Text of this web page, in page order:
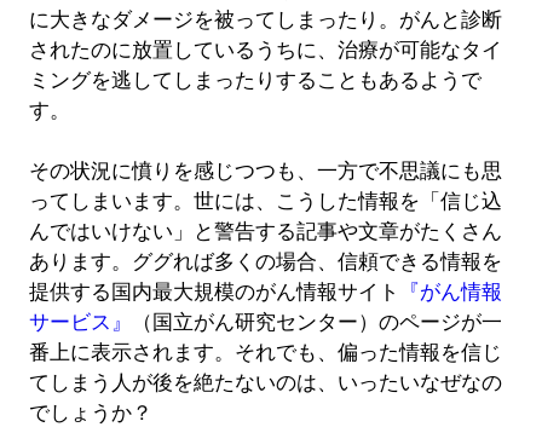
に大きなダメージを被ってしまったり。がんと診断
されたのに放置しているうちに、治療が可能なタイ
ミングを逃してしまったりすることもあるようで
す。
その状況に憤りを感じつつも、一方で不思議にも思
ってしまいます。世には、こうした情報を「信じ込
んではいけない」と警告する記事や文章がたくさん
あります。ググれば多くの場合、信頼できる情報を
提供する国内最大規模のがん情報サイト
『がん情報
サービス』
（国立がん研究センター）のページが一
番上に表示されます。それでも、偏った情報を信じ
てしまう人が後を絶たないのは、いったいなぜなの
でしょうか？